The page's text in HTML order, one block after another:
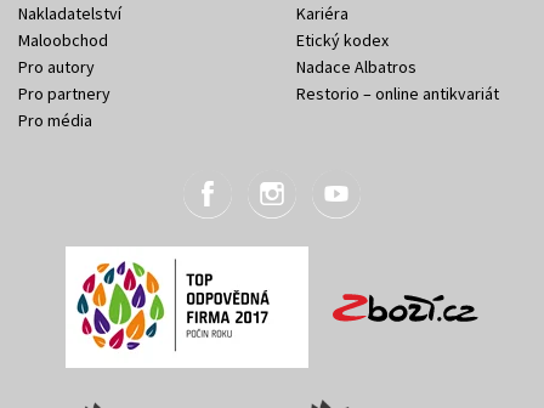
Nakladatelství
Maloobchod
Pro autory
Pro partnery
Pro média
Kariéra
Etický kodex
Nadace Albatros
Restorio – online antikvariát